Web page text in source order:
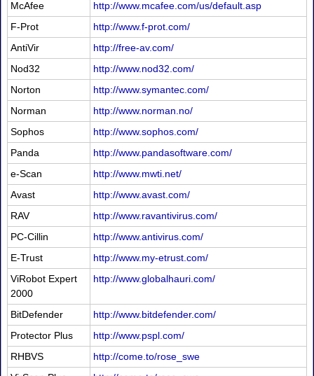
McAfee
http://www.mcafee.com/us/default.asp
F-Prot
http://www.f-prot.com/
AntiVir
http://free-av.com/
Nod32
http://www.nod32.com/
Norton
http://www.symantec.com/
Norman
http://www.norman.no/
Sophos
http://www.sophos.com/
Panda
http://www.pandasoftware.com/
e-Scan
http://www.mwti.net/
Avast
http://www.avast.com/
RAV
http://www.ravantivirus.com/
PC-Cillin
http://www.antivirus.com/
E-Trust
http://www.my-etrust.com/
ViRobot Expert
2000
http://www.globalhauri.com/
BitDefender
http://www.bitdefender.com/
Protector Plus
http://www.pspl.com/
RHBVS
http://come.to/rose_swe